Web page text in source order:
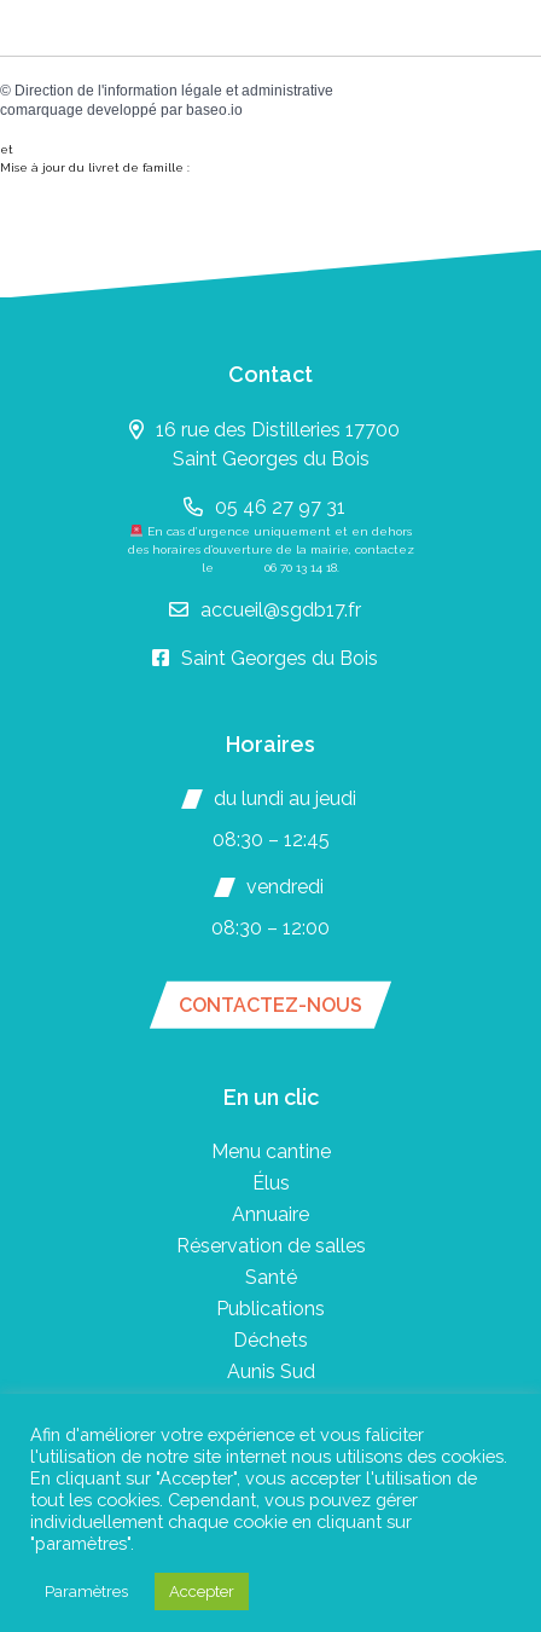
© Direction de l'information légale et administrative
comarquage developpé par baseo.io
et
Mise à jour du livret de famille :
Contact
16 rue des Distilleries 17700
Saint Georges du Bois
05 46 27 97 31
En cas d’urgence uniquement et en dehors
des horaires d’ouverture de la mairie, contactez
le 06 70 13 14 18.
accueil@sgdb17.fr
Saint Georges du Bois
Horaires
du lundi au jeudi
08:30 – 12:45
vendredi
08:30 – 12:00
CONTACTEZ-NOUS
En un clic
Menu cantine
Élus
Annuaire
Réservation de salles
Santé
Publications
Déchets
Aunis Sud
Plan du site
Mentions légales
©Instant Urbain
Afin d'améliorer votre expérience et vous faliciter
l'utilisation de notre site internet nous utilisons des cookies.
En cliquant sur "Accepter", vous accepter l'utilisation de
tout les cookies. Cependant, vous pouvez gérer
individuellement chaque cookie en cliquant sur
"paramètres".
Paramètres Accepter